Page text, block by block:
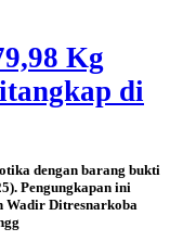
Kg
di
dengan barang bukti
Pengungkapan ini
Wadir Ditresnarkoba